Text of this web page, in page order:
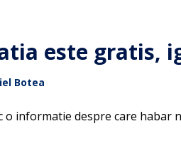
este gratis,
Botea
o informatie despre care habar